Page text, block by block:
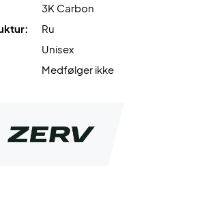
vibrationer markant.
kræset om designet - så du
3K Carbon
Ru
Unisex
Medfølger ikke